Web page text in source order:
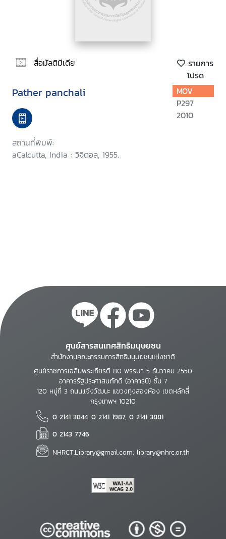
สื่อมัลติมีเดีย
รายการ
โปรด
Pather panchali
สถานที่พิมพ์:
aCalcutta, India : วิจิตอล, 1955.
MOV
P297
2010
ศูนย์สารสนเทศสิทธิมนุษยชน
สำนักงานคณะกรรมการสิทธิมนุษยชนแห่งชาติ
ศูนย์ราชการเฉลิมพระเกียรติ 80 พรรษา 5 ธันวาคม 2550
อาคารรัฐประศาสนภักดี (อาคารบี) ชั้น 7
120 หมู่ที่ 3 ถนนแจ้งวัฒนะ แขวงทุ่งสองห้อง เขตหลักสี่
กรุงเทพฯ 10210
0 2141 3844, 0 2141 1987, 0 2141 3881
0 2143 7746
NHRCT.Library@gmail.com; library@nhrc.or.th